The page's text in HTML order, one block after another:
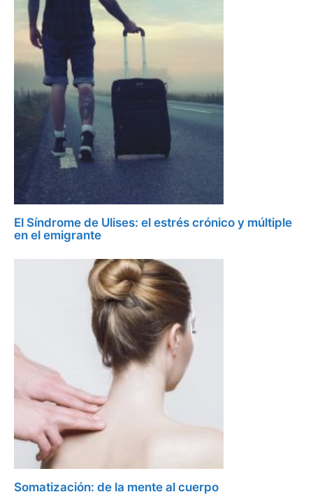
El Síndrome de Ulises: el estrés crónico y múltiple
en el emigrante
Somatización: de la mente al cuerpo